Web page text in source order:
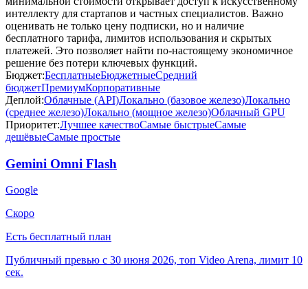
интеллекту для стартапов и частных специалистов. Важно
оценивать не только цену подписки, но и наличие
бесплатного тарифа, лимитов использования и скрытых
платежей. Это позволяет найти по-настоящему экономичное
решение без потери ключевых функций.
Бюджет:БесплатныеБюджетныеСредний
бюджетПремиумКорпоративные
Деплой:Облачные (API)Локально (базовое железо)Локально
(среднее железо)Локально (мощное железо)Облачный GPU
Приоритет:Лучшее качествоСамые быстрыеСамые
дешёвыеСамые простые
Gemini Omni Flash
Google
Скоро
Есть бесплатный план
Публичный превью с 30 июня 2026, топ Video Arena, лимит 10
сек.